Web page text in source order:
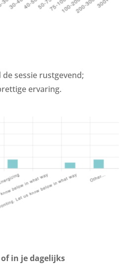
sessie rustgevend;
ervaring.
in je dagelijks